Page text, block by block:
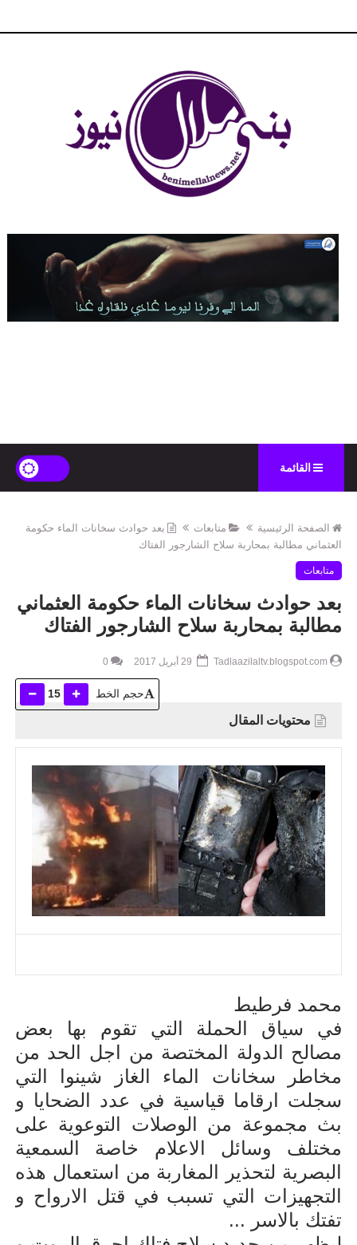
القائمة
الصفحة الرئيسية متابعات
بعد حوادث سخانات الماء حكومة
العثماني مطالبة بمحاربة سلاح الشارجور الفتاك
متابعات
بعد حوادث سخانات الماء حكومة العثماني
مطالبة بمحاربة سلاح الشارجور الفتاك
Tadlaazilaltv.blogspot.com
0
حجم الخط 15
محتويات المقال
محمد فرطيط
في سياق الحملة التي تقوم بها بعض
مصالح الدولة المختصة من اجل الحد من
مخاطر سخانات الماء الغاز شينوا التي
سجلت ارقاما قياسية في عدد الضحايا و
بث مجموعة من الوصلات التوعوية على
مختلف وسائل الاعلام خاصة السمعية
البصرية لتحذير المغاربة من استعمال هذه
التجهيزات التي تسبب في قتل الارواح و
تفتك بالاسر ...